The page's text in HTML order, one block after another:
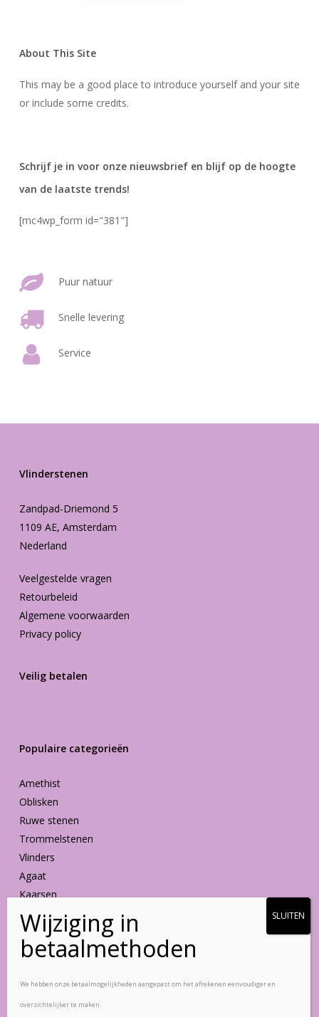
About This Site
This may be a good place to introduce yourself and your site
or include some credits.
Schrijf je in voor onze nieuwsbrief en blijf op de hoogte
van de laatste trends!
[mc4wp_form id="381"]
Puur natuur
Snelle levering
Service
Vlinderstenen
Zandpad-Driemond 5
1109 AE, Amsterdam
Nederland
Veelgestelde vragen
Retourbeleid
Algemene voorwaarden
Privacy policy
Veilig betalen
Populaire categorieën
Amethist
Oblisken
Ruwe stenen
Trommelstenen
Vlinders
Agaat
Kaarsen
Vormen
Blijf op de hoogte
We hebben onze betaalmogelijkheden aangepast om het afrekenen eenvoudiger en
overzichtelijker te maken.